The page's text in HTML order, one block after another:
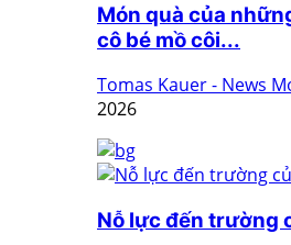
Món quà của
cô bé mồ côi...
Tomas Kauer - News
2026
Nỗ lực đến trường